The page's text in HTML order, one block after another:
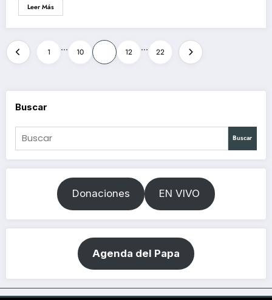
Leer Más
Paginación
de
entradas
1 … 10 12 … 22
Buscar
Buscar
Donaciones EN VIVO
Agenda del Papa